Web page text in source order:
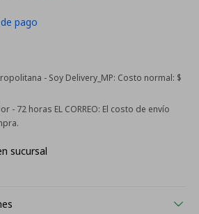
pago
- Soy Delivery_MP: Costo normal: $
- 72 horas EL CORREO: El costo de envío
sucursal